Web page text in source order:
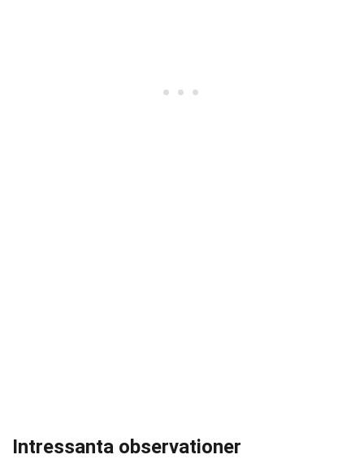
Intressanta observationer